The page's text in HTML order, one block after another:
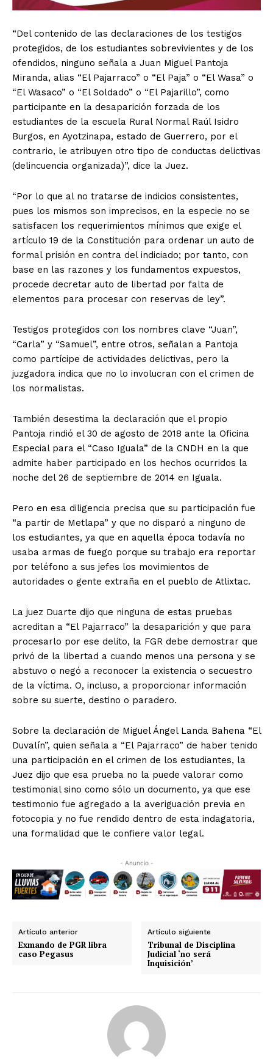
“Del contenido de las declaraciones de los testigos
protegidos, de los estudiantes sobrevivientes y de los
ofendidos, ninguno señala a Juan Miguel Pantoja
Miranda, alias “El Pajarraco” o “El Paja” o “El Wasa” o
“El Wasaco” o “El Soldado” o “El Pajarillo”, como
participante en la desaparición forzada de los
estudiantes de la escuela Rural Normal Raúl Isidro
Burgos, en Ayotzinapa, estado de Guerrero, por el
contrario, le atribuyen otro tipo de conductas delictivas
(delincuencia organizada)”, dice la Juez.
“Por lo que al no tratarse de indicios consistentes,
pues los mismos son imprecisos, en la especie no se
satisfacen los requerimientos mínimos que exige el
artículo 19 de la Constitución para ordenar un auto de
formal prisión en contra del indiciado; por tanto, con
base en las razones y los fundamentos expuestos,
procede decretar auto de libertad por falta de
elementos para procesar con reservas de ley”.
Testigos protegidos con los nombres clave “Juan”,
“Carla” y “Samuel”, entre otros, señalan a Pantoja
como partícipe de actividades delictivas, pero la
juzgadora indica que no lo involucran con el crimen de
los normalistas.
También desestima la declaración que el propio
Pantoja rindió el 30 de agosto de 2018 ante la Oficina
Especial para el “Caso Iguala” de la CNDH en la que
admite haber participado en los hechos ocurridos la
noche del 26 de septiembre de 2014 en Iguala.
Pero en esa diligencia precisa que su participación fue
“a partir de Metlapa” y que no disparó a ninguno de
los estudiantes, ya que en aquella época todavía no
usaba armas de fuego porque su trabajo era reportar
por teléfono a sus jefes los movimientos de
autoridades o gente extraña en el pueblo de Atlixtac.
La juez Duarte dijo que ninguna de estas pruebas
acreditan a “El Pajarraco” la desaparición y que para
procesarlo por ese delito, la FGR debe demostrar que
privó de la libertad a cuando menos una persona y se
abstuvo o negó a reconocer la existencia o secuestro
de la víctima. O, incluso, a proporcionar información
sobre su suerte, destino o paradero.
Sobre la declaración de Miguel Ángel Landa Bahena “El
Duvalín”, quien señala a “El Pajarraco” de haber tenido
una participación en el crimen de los estudiantes, la
Juez dijo que esa prueba no la puede valorar como
testimonial sino como sólo un documento, ya que ese
testimonio fue agregado a la averiguación previa en
fotocopia y no fue rendido dentro de esta indagatoria,
una formalidad que le confiere valor legal.
- Anuncio -
Artículo anterior
Exmando de PGR libra
caso Pegasus
Artículo siguiente
Tribunal de Disciplina
Judicial ‘no será
Inquisición’